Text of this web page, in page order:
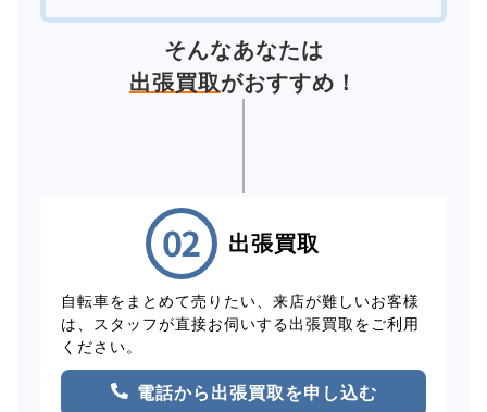
そんなあなたは
出張買取がおすすめ！
出張買取
自転車をまとめて売りたい、来店が難しいお客様
は、スタッフが直接お伺いする出張買取をご利用
ください。
電話から出張買取を申し込む